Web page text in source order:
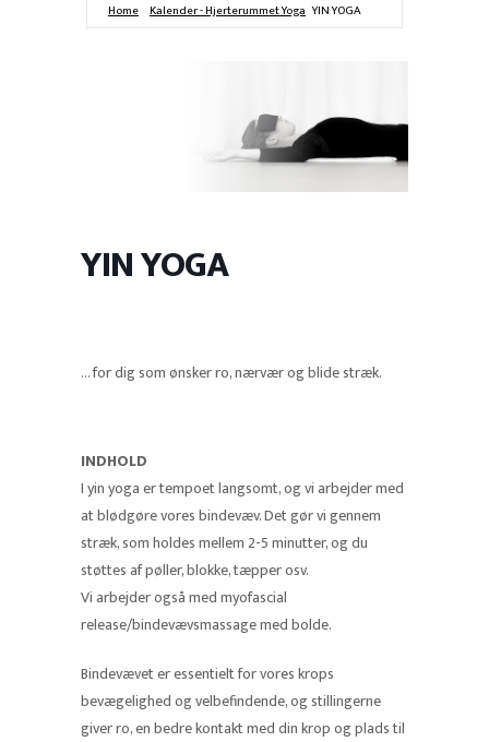
Home Kalender - Hjerterummet Yoga YIN YOGA
YIN YOGA
… for dig som ønsker ro, nærvær og blide stræk.
INDHOLD
I yin yoga er tempoet langsomt, og vi arbejder med
at blødgøre vores bindevæv. Det gør vi gennem
stræk, som holdes mellem 2-5 minutter, og du
støttes af pøller, blokke, tæpper osv.
Vi arbejder også med myofascial
release/bindevævsmassage med bolde.
Bindevævet er essentielt for vores krops
bevægelighed og velbefindende, og stillingerne
giver ro, en bedre kontakt med din krop og plads til